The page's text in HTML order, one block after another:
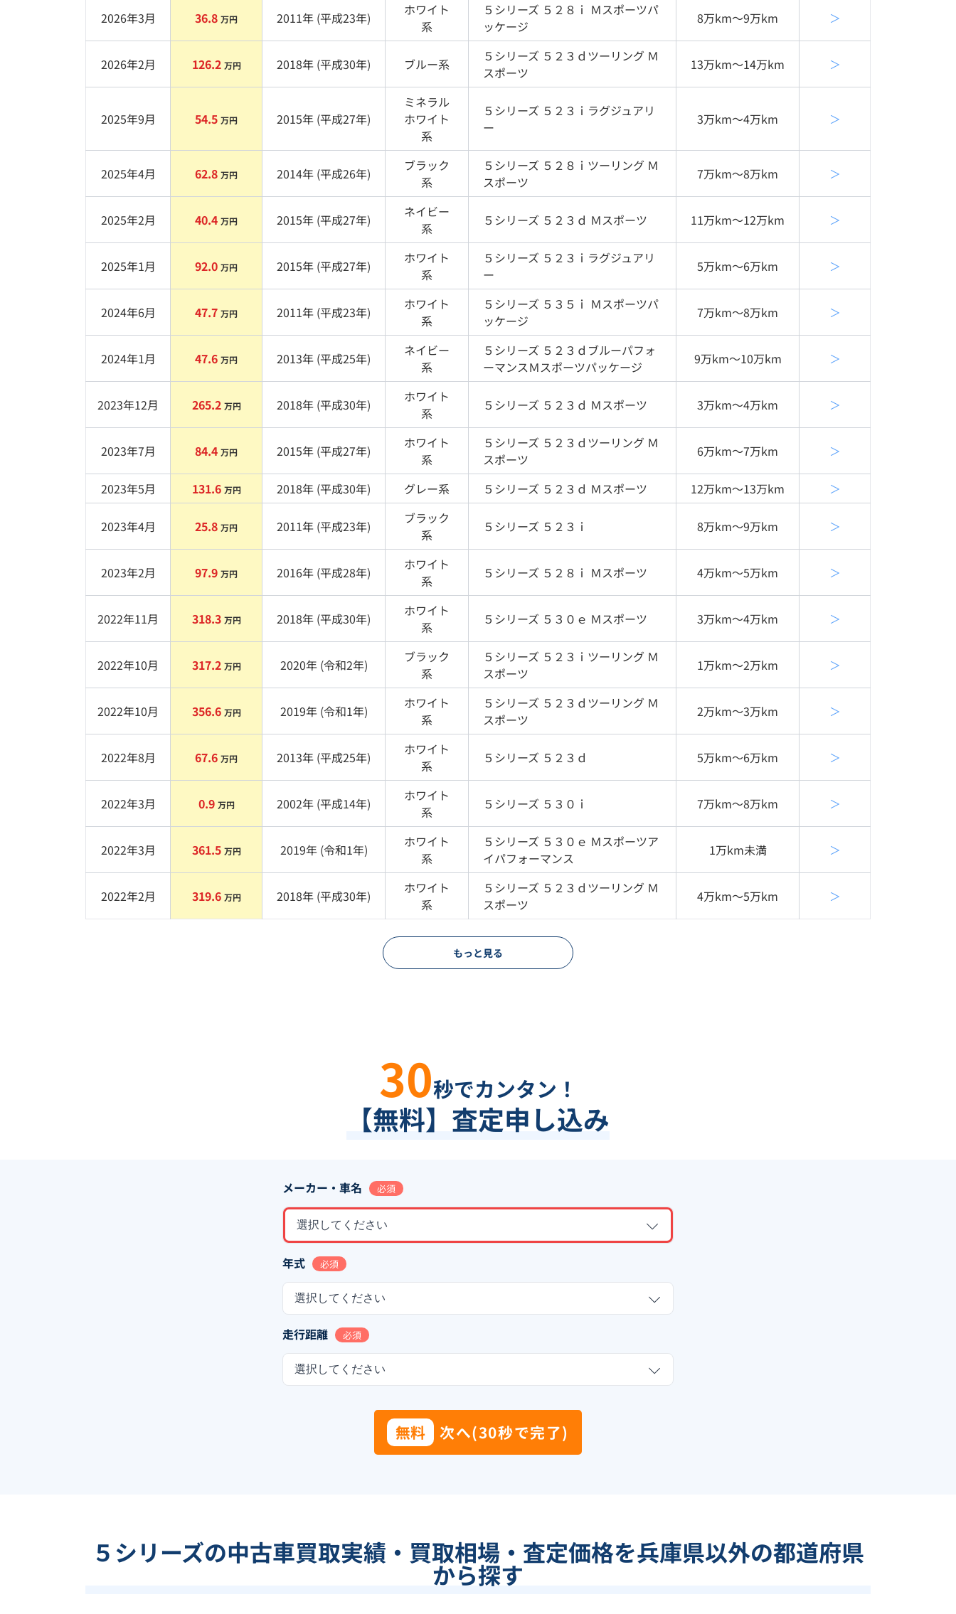
2026年3月 36.8 万円 2011年 (平成23年)
ホワイト
系
５シリーズ ５２８ｉ Ｍスポーツパ
ッケージ
8万km〜9万km ＞
2026年2月 126.2 万円 2018年 (平成30年) ブルー系 ５シリーズ ５２３ｄツーリング Ｍ
スポーツ
13万km〜14万km ＞
2025年9月 54.5 万円 2015年 (平成27年)
ミネラル
ホワイト
系
５シリーズ ５２３ｉラグジュアリ
ー
3万km〜4万km ＞
2025年4月 62.8 万円 2014年 (平成26年)
ブラック
系
５シリーズ ５２８ｉツーリング Ｍ
スポーツ
7万km〜8万km ＞
2025年2月 40.4 万円 2015年 (平成27年)
ネイビー
系
５シリーズ ５２３ｄ Ｍスポーツ 11万km〜12万km ＞
2025年1月 92.0 万円 2015年 (平成27年)
ホワイト
系
５シリーズ ５２３ｉラグジュアリ
ー
5万km〜6万km ＞
2024年6月 47.7 万円 2011年 (平成23年)
ホワイト
系
５シリーズ ５３５ｉ Ｍスポーツパ
ッケージ
7万km〜8万km ＞
2024年1月 47.6 万円 2013年 (平成25年)
ネイビー
系
５シリーズ ５２３ｄブルーパフォ
ーマンスＭスポーツパッケージ
9万km〜10万km ＞
2023年12月 265.2 万円 2018年 (平成30年)
ホワイト
系
５シリーズ ５２３ｄ Ｍスポーツ 3万km〜4万km ＞
2023年7月 84.4 万円 2015年 (平成27年)
ホワイト
系
５シリーズ ５２３ｄツーリング Ｍ
スポーツ
6万km〜7万km ＞
2023年5月 131.6 万円 2018年 (平成30年) グレー系 ５シリーズ ５２３ｄ Ｍスポーツ 12万km〜13万km ＞
2023年4月 25.8 万円 2011年 (平成23年)
ブラック
系
５シリーズ ５２３ｉ 8万km〜9万km ＞
2023年2月 97.9 万円 2016年 (平成28年)
ホワイト
系
５シリーズ ５２８ｉ Ｍスポーツ 4万km〜5万km ＞
2022年11月 318.3 万円 2018年 (平成30年)
ホワイト
系
５シリーズ ５３０ｅ Ｍスポーツ 3万km〜4万km ＞
2022年10月 317.2 万円 2020年 (令和2年)
ブラック
系
５シリーズ ５２３ｉツーリング Ｍ
スポーツ
1万km〜2万km ＞
2022年10月 356.6 万円 2019年 (令和1年)
ホワイト
系
５シリーズ ５２３ｄツーリング Ｍ
スポーツ
2万km〜3万km ＞
2022年8月 67.6 万円 2013年 (平成25年)
ホワイト
系
５シリーズ ５２３ｄ 5万km〜6万km ＞
2022年3月 0.9 万円 2002年 (平成14年)
ホワイト
系
５シリーズ ５３０ｉ 7万km〜8万km ＞
2022年3月 361.5 万円 2019年 (令和1年)
ホワイト
系
５シリーズ ５３０ｅ Ｍスポーツア
イパフォーマンス
1万km未満 ＞
2022年2月 319.6 万円 2018年 (平成30年)
ホワイト
系
５シリーズ ５２３ｄツーリング Ｍ
スポーツ
4万km〜5万km ＞
もっと見る
30秒でカンタン！
【無料】査定申し込み
メーカー・車名 必須
選択してください
年式 必須
選択してください
走行距離 必須
選択してください
無料 次へ(30秒で完了)
５シリーズの中古車買取実績・買取相場・査定価格を兵庫県以外の都道府県
から探す